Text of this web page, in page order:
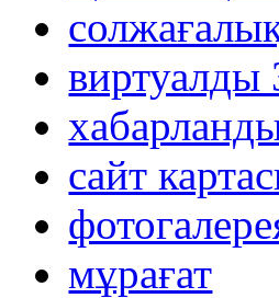
виртуалды
сайт
мұрағат